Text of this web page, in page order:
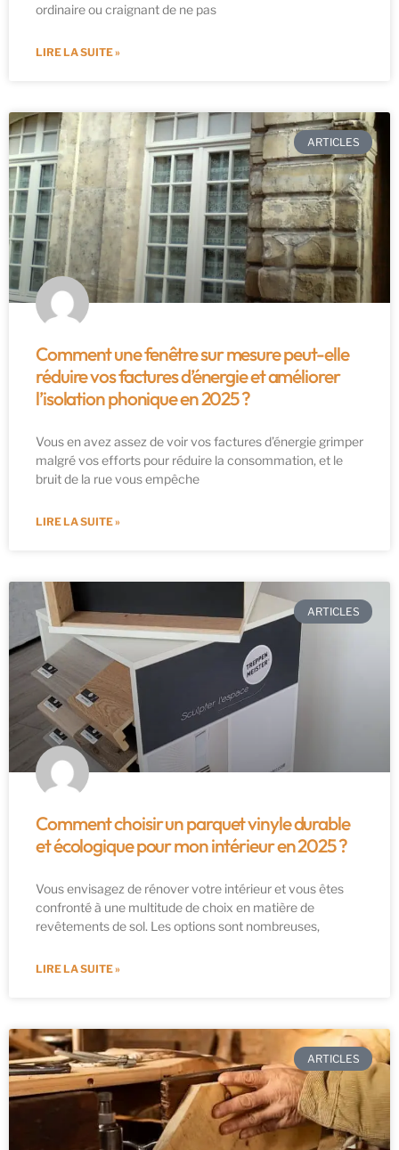
ordinaire ou craignant de ne pas
LIRE LA SUITE »
ARTICLES
Comment une fenêtre sur mesure peut-elle
réduire vos factures d’énergie et améliorer
l’isolation phonique en 2025 ?
Vous en avez assez de voir vos factures d’énergie grimper
malgré vos efforts pour réduire la consommation, et le
bruit de la rue vous empêche
LIRE LA SUITE »
ARTICLES
Comment choisir un parquet vinyle durable
et écologique pour mon intérieur en 2025 ?
Vous envisagez de rénover votre intérieur et vous êtes
confronté à une multitude de choix en matière de
revêtements de sol. Les options sont nombreuses,
LIRE LA SUITE »
ARTICLES